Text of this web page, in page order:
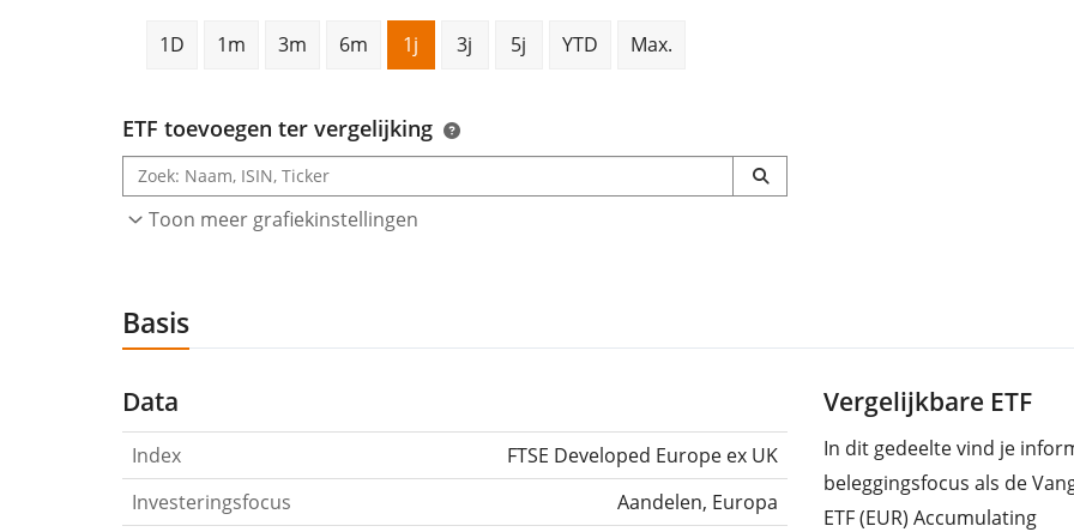
1D 1m 3m 6m 1j 3j 5j YTD Max.
ETF toevoegen ter vergelijking
Toon meer grafiekinstellingen
Basis
Data
Index
FTSE Developed Europe ex UK
Investeringsfocus
Aandelen, Europa
Vergelijkbare ETF
In dit gedeelte vind je
beleggingsfocus als de
ETF (EUR) Accumulating